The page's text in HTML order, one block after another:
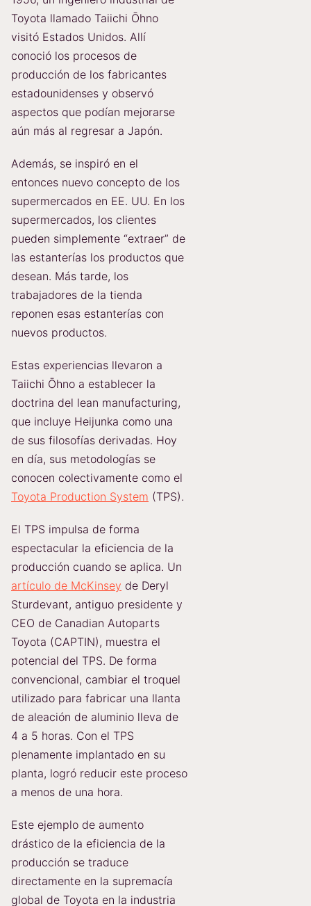
Toyota llamado Taiichi Ōhno
visitó Estados Unidos. Allí
conoció los procesos de
producción de los fabricantes
estadounidenses y observó
aspectos que podían mejorarse
aún más al regresar a Japón.
Además, se inspiró en el
entonces nuevo concepto de los
supermercados en EE. UU. En los
supermercados, los clientes
pueden simplemente “extraer” de
las estanterías los productos que
desean. Más tarde, los
trabajadores de la tienda
reponen esas estanterías con
nuevos productos.
Estas experiencias llevaron a
Taiichi Ōhno a establecer la
doctrina del lean manufacturing,
que incluye Heijunka como una
de sus filosofías derivadas. Hoy
en día, sus metodologías se
conocen colectivamente como el
Toyota Production System (TPS).
El TPS impulsa de forma
espectacular la eficiencia de la
producción cuando se aplica. Un
artículo de McKinsey de Deryl
Sturdevant, antiguo presidente y
CEO de Canadian Autoparts
Toyota (CAPTIN), muestra el
potencial del TPS. De forma
convencional, cambiar el troquel
utilizado para fabricar una llanta
de aleación de aluminio lleva de
4 a 5 horas. Con el TPS
plenamente implantado en su
planta, logró reducir este proceso
a menos de una hora.
Este ejemplo de aumento
drástico de la eficiencia de la
producción se traduce
directamente en la supremacía
global de Toyota en la industria